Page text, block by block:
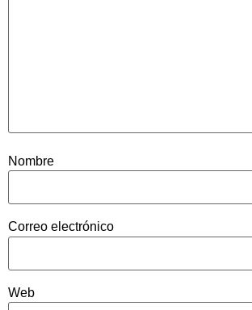
Nombre
Correo electrónico
Web